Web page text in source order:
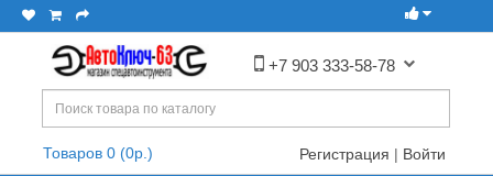
+7 903 333-58-78
Товаров 0 (0р.) Регистрация | Войти